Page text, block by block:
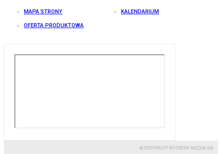
MAPA STRONY KALENDARIUM
OFERTA PRODUKTOWA
© COPYRIGHT BY GREMI MEDIA SA